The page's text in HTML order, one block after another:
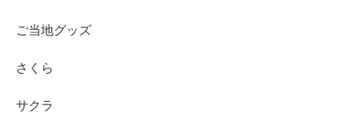
ご当地グッズ
さくら
サクラ